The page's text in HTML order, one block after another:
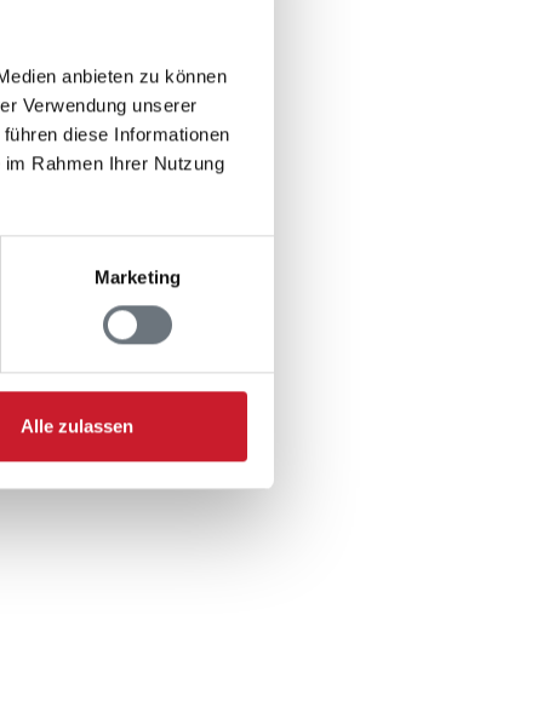
anbieten zu können
Verwendung unserer
diese Informationen
Rahmen Ihrer Nutzung
Marketing
Alle zulassen